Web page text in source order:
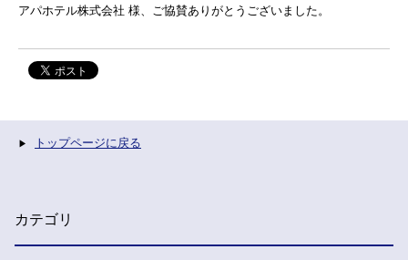
アパホテル株式会社 様、ご協賛ありがとうございました。
トップページに戻る
カテゴリ